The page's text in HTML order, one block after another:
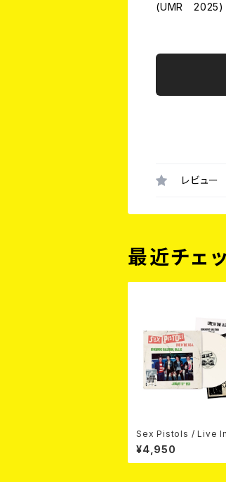
(UMR 2025)
レビュー
最近チェ
Sex Pistols / Live
S.A. 1978 (White
l) LP
¥4,950